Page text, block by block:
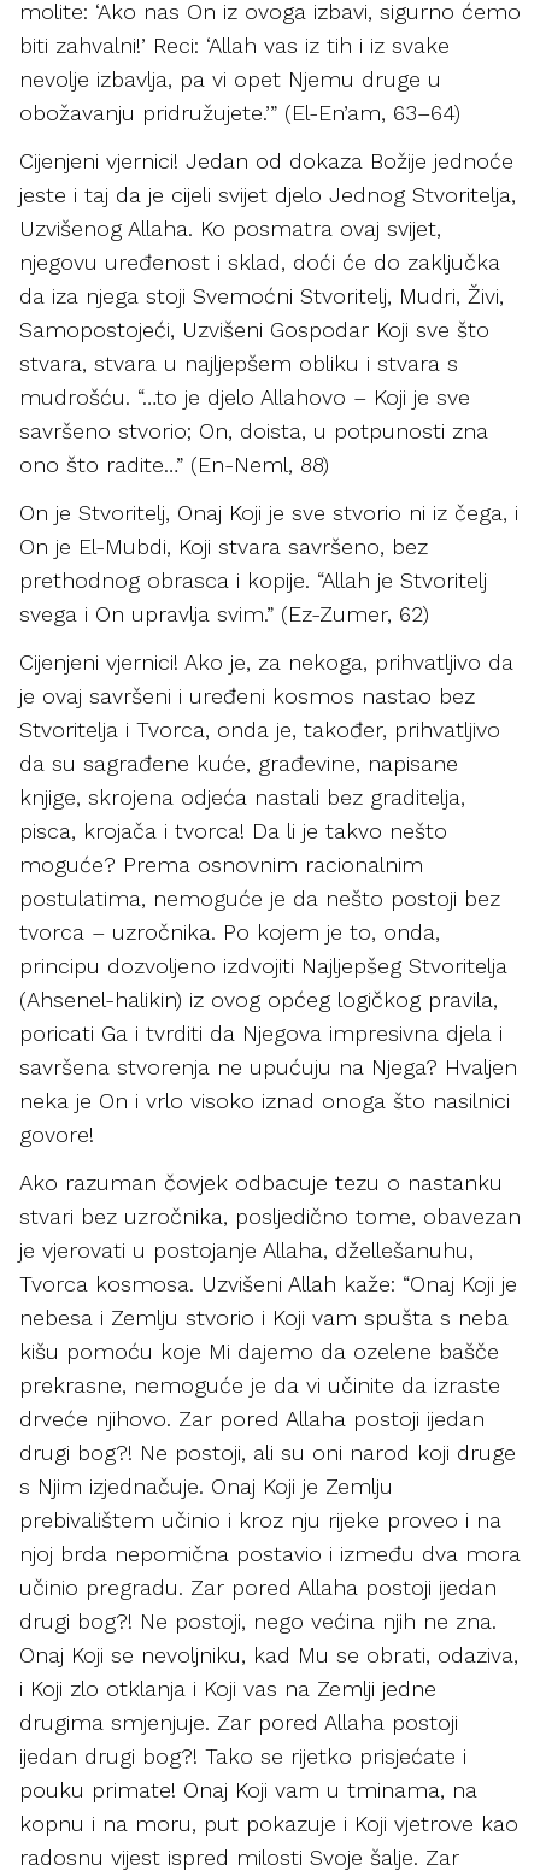
molite: ‘Ako nas On iz ovoga izbavi, sigurno ćemo
biti zahvalni!’ Reci: ‘Allah vas iz tih i iz svake
nevolje izbavlja, pa vi opet Njemu druge u
obožavanju pridružujete.’” (El-En’am, 63–64)
Cijenjeni vjernici! Jedan od dokaza Božije jednoće
jeste i taj da je cijeli svijet djelo Jednog Stvoritelja,
Uzvišenog Allaha. Ko posmatra ovaj svijet,
njegovu uređenost i sklad, doći će do zaključka
da iza njega stoji Svemoćni Stvoritelj, Mudri, Živi,
Samopostojeći, Uzvišeni Gospodar Koji sve što
stvara, stvara u najljepšem obliku i stvara s
mudrošću. “…to je djelo Allahovo – Koji je sve
savršeno stvorio; On, doista, u potpunosti zna
ono što radite…” (En-Neml, 88)
On je Stvoritelj, Onaj Koji je sve stvorio ni iz čega, i
On je El-Mubdi, Koji stvara savršeno, bez
prethodnog obrasca i kopije. “Allah je Stvoritelj
svega i On upravlja svim.” (Ez-Zumer, 62)
Cijenjeni vjernici! Ako je, za nekoga, prihvatljivo da
je ovaj savršeni i uređeni kosmos nastao bez
Stvoritelja i Tvorca, onda je, također, prihvatljivo
da su sagrađene kuće, građevine, napisane
knjige, skrojena odjeća nastali bez graditelja,
pisca, krojača i tvorca! Da li je takvo nešto
moguće? Prema osnovnim racionalnim
postulatima, nemoguće je da nešto postoji bez
tvorca – uzročnika. Po kojem je to, onda,
principu dozvoljeno izdvojiti Najljepšeg Stvoritelja
(Ahsenel-halikin) iz ovog općeg logičkog pravila,
poricati Ga i tvrditi da Njegova impresivna djela i
savršena stvorenja ne upućuju na Njega? Hvaljen
neka je On i vrlo visoko iznad onoga što nasilnici
govore!
Ako razuman čovjek odbacuje tezu o nastanku
stvari bez uzročnika, posljedično tome, obavezan
je vjerovati u postojanje Allaha, džellešanuhu,
Tvorca kosmosa. Uzvišeni Allah kaže: “Onaj Koji je
nebesa i Zemlju stvorio i Koji vam spušta s neba
kišu pomoću koje Mi dajemo da ozelene bašče
prekrasne, nemoguće je da vi učinite da izraste
drveće njihovo. Zar pored Allaha postoji ijedan
drugi bog?! Ne postoji, ali su oni narod koji druge
s Njim izjednačuje. Onaj Koji je Zemlju
prebivalištem učinio i kroz nju rijeke proveo i na
njoj brda nepomična postavio i između dva mora
učinio pregradu. Zar pored Allaha postoji ijedan
drugi bog?! Ne postoji, nego većina njih ne zna.
Onaj Koji se nevoljniku, kad Mu se obrati, odaziva,
i Koji zlo otklanja i Koji vas na Zemlji jedne
drugima smjenjuje. Zar pored Allaha postoji
ijedan drugi bog?! Tako se rijetko prisjećate i
pouku primate! Onaj Koji vam u tminama, na
kopnu i na moru, put pokazuje i Koji vjetrove kao
radosnu vijest ispred milosti Svoje šalje. Zar